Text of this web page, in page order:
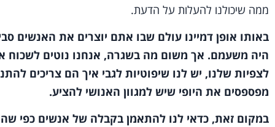
ממה שיכולנו להעלות על הדעת.
באותו אופן דמיינו עולם שבו אתם יוצרים את האנשים
היה משעמם. אך משום מה בשגרה, אנחנו נוטים לשכוח
לצפיות שלנו, יש לנו שיפוטיות לגבי איך הם צריכים
מפספסים את היופי שיש למגוון האנושי להציע.
במקום זאת, כדאי לנו להתאמן בקבלה של אנשים כפי